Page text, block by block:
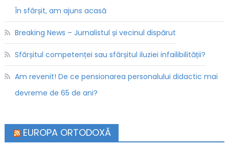
În sfârșit, am ajuns acasă
Breaking News – Jurnalistul și vecinul dispărut
Sfârșitul competenței sau sfârșitul iluziei infailibilității?
Am revenit! De ce pensionarea personalului didactic mai
devreme de 65 de ani?
EUROPA ORTODOXĂ